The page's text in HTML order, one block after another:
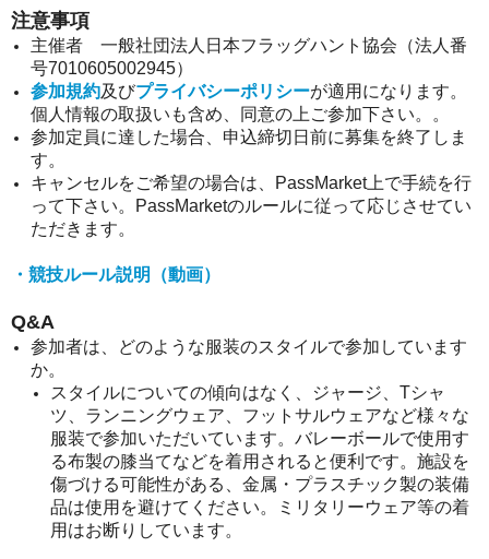
注意事項
主催者 一般社団法人日本フラッグハント協会（法人番
号7010605002945）
参加規約及びプライバシーポリシーが適用になります。
個人情報の取扱いも含め、同意の上ご参加下さい。。
参加定員に達した場合、申込締切日前に募集を終了しま
す。
キャンセルをご希望の場合は、PassMarket上で手続を行
って下さい。PassMarketのルールに従って応じさせてい
ただきます。
・競技ルール説明（動画）
Q&A
参加者は、どのような服装のスタイルで参加しています
か。
スタイルについての傾向はなく、ジャージ、Tシャ
ツ、ランニングウェア、フットサルウェアなど様々な
服装で参加いただいています。バレーボールで使用す
る布製の膝当てなどを着用されると便利です。施設を
傷づける可能性がある、金属・プラスチック製の装備
品は使用を避けてください。ミリタリーウェア等の着
用はお断りしています。